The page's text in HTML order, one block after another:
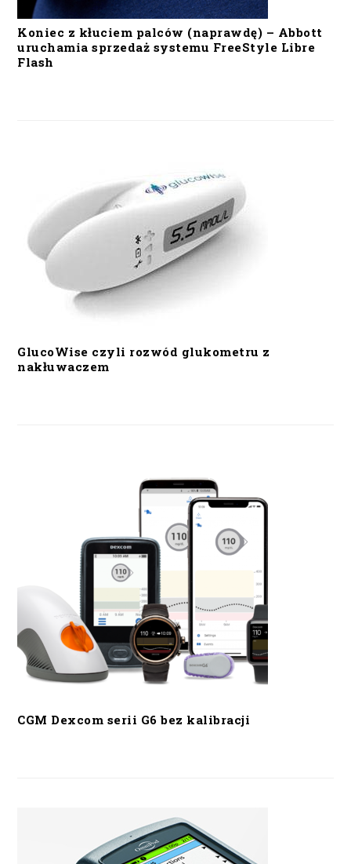
Koniec z kłuciem palców (naprawdę) – Abbott
uruchamia sprzedaż systemu FreeStyle Libre
Flash
GlucoWise czyli rozwód glukometru z
nakłuwaczem
CGM Dexcom serii G6 bez kalibracji